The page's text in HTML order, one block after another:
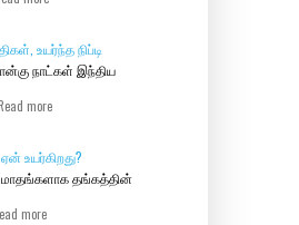
உயர்ந்த நிப்டி
நாட்கள் இந்திய
more
உயர்கிறது?
மாதங்களாக தங்கத்தின்
more